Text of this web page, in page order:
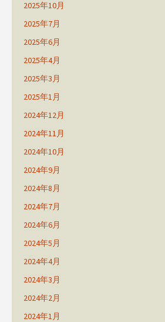
2025年10月
2025年7月
2025年6月
2025年4月
2025年3月
2025年1月
2024年12月
2024年11月
2024年10月
2024年9月
2024年8月
2024年7月
2024年6月
2024年5月
2024年4月
2024年3月
2024年2月
2024年1月